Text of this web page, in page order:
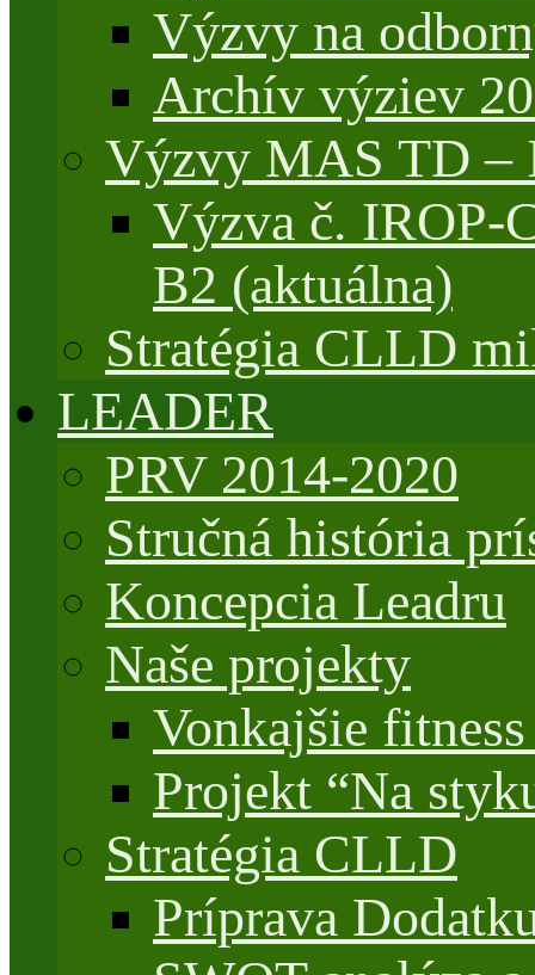
Výzvy na
Archív výziev
Výzvy MAS TD –
Výzva č. IROP-
B2 (aktuálna)
Stratégia CLLD
LEADER
PRV 2014-2020
Stručná história
Koncepcia Leadru
Naše projekty
Vonkajšie
Projekt “Na
Stratégia CLLD
Príprava